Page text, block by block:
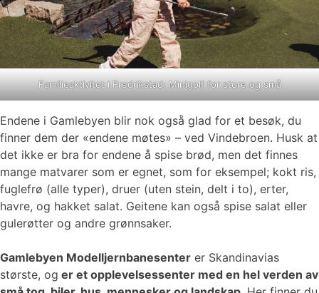
Familieaktivitet i Fredrikstad: Minigolf for store og små
Endene i Gamlebyen blir nok også glad for et besøk, du
finner dem der «endene møtes» – ved Vindebroen. Husk at
det ikke er bra for endene å spise brød, men det finnes
mange matvarer som er egnet, som for eksempel; kokt ris,
fuglefrø (alle typer), druer (uten stein, delt i to), erter,
havre, og hakket salat. Geitene kan også spise salat eller
gulerøtter og andre grønnsaker.
Gamlebyen Modelljernbanesenter er Skandinavias
største, og er et opplevelsessenter med en hel verden av